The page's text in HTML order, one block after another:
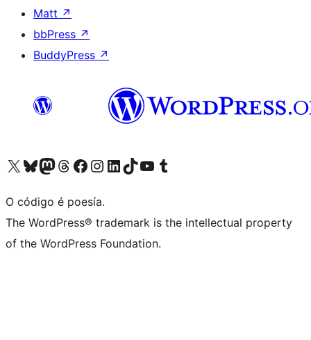
Matt ↗
bbPress ↗
BuddyPress ↗
Visita la cuenta de X (anteriormente Twitter)
Visita a nosa conta de Bluesky
Visita a nosa conta de Mastodon
Visita a nosa conta de Threads
Visita a nosa páxina de Facebook
Visita a nosa conta de Instagram
Visita a nosa conta de LinkedIn
Visita a nosa conta de TikTok
Visita a nosa canle de YouTube
Visita a nosa conta de Tumblr
O código é poesía.
The WordPress® trademark is the intellectual property
of the WordPress Foundation.